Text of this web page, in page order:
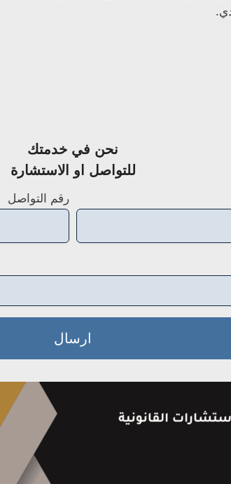
نحن في خدمتك
للتواصل او الاستشارة
رقم التواصل
ارسال